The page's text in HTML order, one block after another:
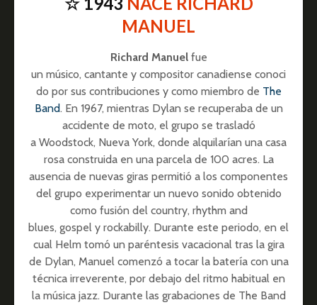
MANUEL
Richard Manuel fue
un músico, cantante y compositor canadiense conoci
do por sus contribuciones y como miembro de The
Band. En 1967, mientras Dylan se recuperaba de un
accidente de moto, el grupo se trasladó
a Woodstock, Nueva York, donde alquilarían una casa
rosa construida en una parcela de 100 acres. La
ausencia de nuevas giras permitió a los componentes
del grupo experimentar un nuevo sonido obtenido
como fusión del country, rhythm and
blues, gospel y rockabilly. Durante este periodo, en el
cual Helm tomó un paréntesis vacacional tras la gira
de Dylan, Manuel comenzó a tocar la batería con una
técnica irreverente, por debajo del ritmo habitual en
la música jazz. Durante las grabaciones de The Band